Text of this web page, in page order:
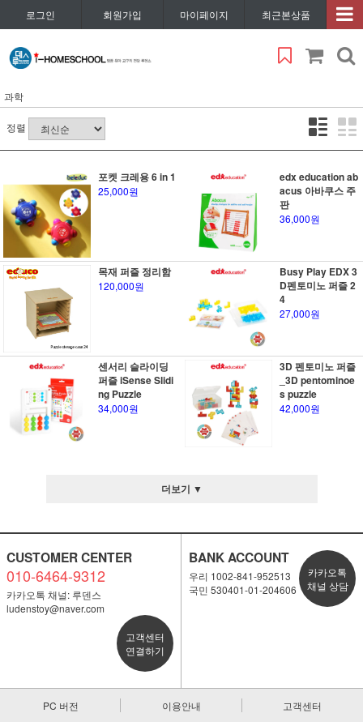
로그인 회원가입 마이페이지 최근본상품
과학
정렬
포켓 크레용 6 in 1
25,000원
edx education ab
acus 아바쿠스 주
판
36,000원
목재 퍼즐 정리함
120,000원
Busy Play EDX 3
D펜토미노 퍼즐 2
4
27,000원
센서리 슬라이딩
퍼즐 iSense Slidi
ng Puzzle
34,000원
3D 펜토미노 퍼즐
_3D pentominoe
s puzzle
42,000원
더보기 ▼
CUSTOMER CENTER
010-6464-9312
카카오톡 채널: 루덴스
ludenstoy@naver.com
고객센터
연결하기
BANK ACCOUNT
우리 1002-841-952513
국민 530401-01-204606
카카오톡
채널 상담
PC 버전 이용안내 고객센터